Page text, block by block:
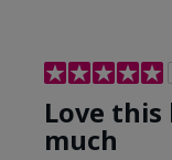
Love
much